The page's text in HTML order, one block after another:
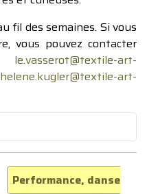
fil des semaines. Si vous
vous pouvez contacter
le.vasserot@textile-art-
helene.kugler@textile-art-
Performance, danse